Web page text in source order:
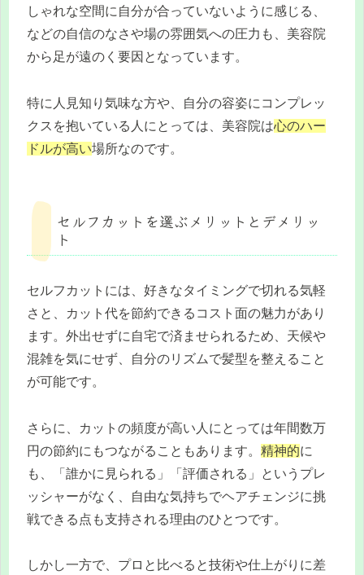
しゃれな空間に自分が合っていないように感じる、
などの自信のなさや場の雰囲気への圧力も、美容院
から足が遠のく要因となっています。
特に人見知り気味な方や、自分の容姿にコンプレッ
クスを抱いている人にとっては、美容院は心のハー
ドルが高い場所なのです。
セルフカットを選ぶメリットとデメリッ
ト
セルフカットには、好きなタイミングで切れる気軽
さと、カット代を節約できるコスト面の魅力があり
ます。外出せずに自宅で済ませられるため、天候や
混雑を気にせず、自分のリズムで髪型を整えること
が可能です。
さらに、カットの頻度が高い人にとっては年間数万
円の節約にもつながることもあります。 精神的に
も、「誰かに見られる」「評価される」というプレ
ッシャーがなく、自由な気持ちでヘアチェンジに挑
戦できる点も支持される理由のひとつです。
しかし一方で、プロと比べると技術や仕上がりに差